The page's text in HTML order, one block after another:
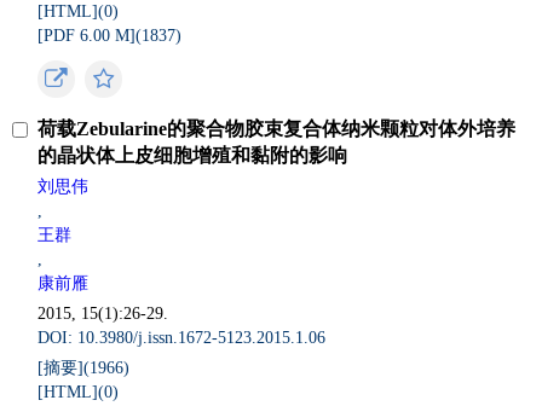
[HTML](0)
[PDF 6.00 M](1837)
荷载Zebularine的聚合物胶束复合体纳米颗粒对体外培养
的晶状体上皮细胞增殖和黏附的影响
刘思伟
,
王群
,
康前雁
2015, 15(1):26-29.
DOI: 10.3980/j.issn.1672-5123.2015.1.06
[摘要](1966)
[HTML](0)